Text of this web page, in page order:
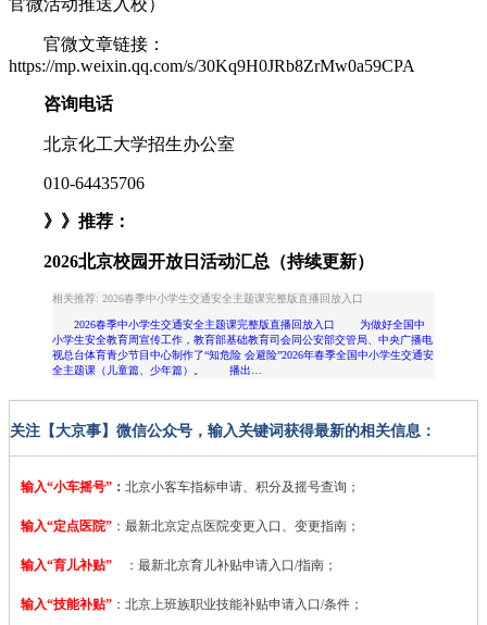
官微文章链接：
https://mp.weixin.qq.com/s/30Kq9H0JRb8ZrMw0a59CPA
咨询电话
北京化工大学招生办公室
010-64435706
》》推荐：
2026北京校园开放日活动汇总（持续更新）
相关推荐: 2026春季中小学生交通安全主题课完整版直播回放入口
2026春季中小学生交通安全主题课完整版直播回放入口 为做好全国中
小学生安全教育周宣传工作，教育部基础教育司会同公安部交管局、中央广播电
视总台体育青少节目中心制作了“知危险 会避险”2026年春季全国中小学生交通安
全主题课（儿童篇、少年篇）。 播出…
关注【大京事】微信公众号，输入关键词获得最新的相关信息：
输入“小车摇号” ： 北京小客车指标申请、积分及摇号查询；
输入“定点医院” ： 最新北京定点医院变更入口、变更指南；
输入“育儿补贴” ：最新北京育儿补贴申请入口/指南；
输入“技能补贴” ： 北京上班族职业技能补贴申请入口/条件；